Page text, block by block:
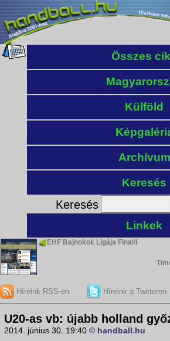
Összes
Külföld
Archívum
Keresés
Keresés
Linkek
EHF Bajnokok Ligája Final4
Híreink RSS-en Híreink a Twitteren
U20-as vb: újabb holland
2014. június 30. 19:40 © handball.hu